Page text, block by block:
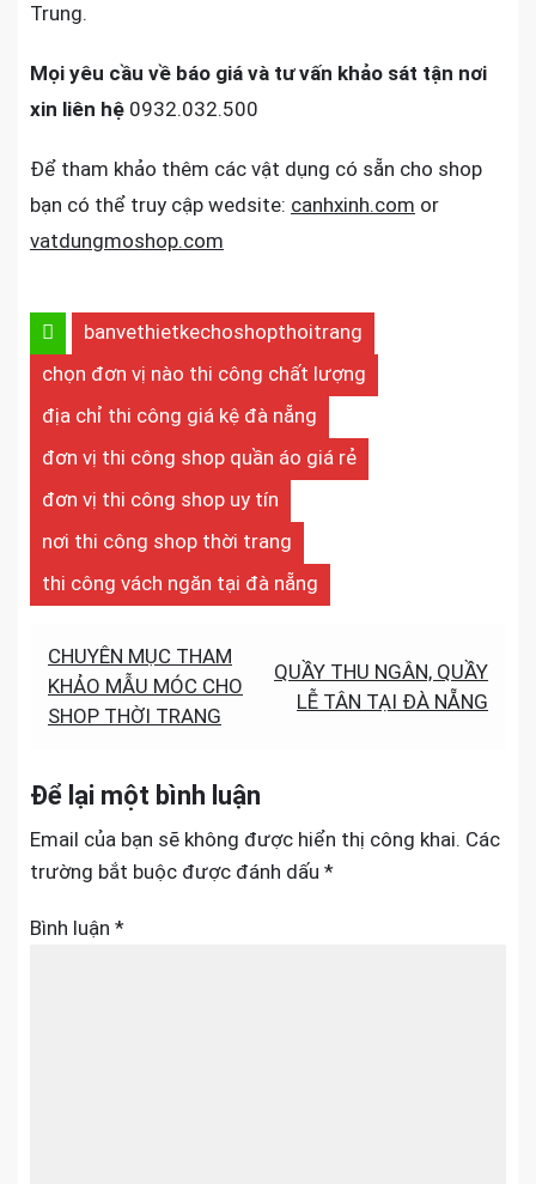
Trung.
Mọi yêu cầu về báo giá và tư vấn khảo sát tận nơi
xin liên hệ 0932.032.500
Để tham khảo thêm các vật dụng có sẵn cho shop
bạn có thể truy cập wedsite: canhxinh.com or
vatdungmoshop.com
banvethietkechoshopthoitrang
chọn đơn vị nào thi công chất lượng
địa chỉ thi công giá kệ đà nẵng
đơn vị thi công shop quần áo giá rẻ
đơn vị thi công shop uy tín
nơi thi công shop thời trang
thi công vách ngăn tại đà nẵng
Điều
hướng
bài
CHUYÊN MỤC THAM
KHẢO MẪU MÓC CHO
SHOP THỜI TRANG
QUẦY THU NGÂN, QUẦY
LỄ TÂN TẠI ĐÀ NẴNG
Để lại một bình luận
Email của bạn sẽ không được hiển thị công khai. Các
trường bắt buộc được đánh dấu *
Bình luận *